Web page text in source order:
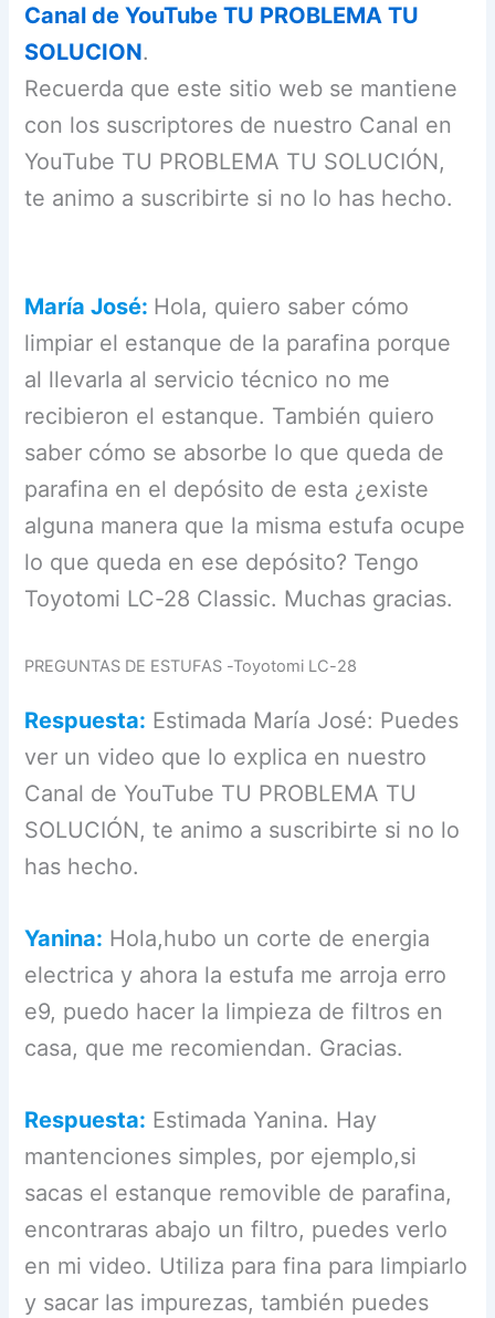
Canal de YouTube TU PROBLEMA TU
SOLUCION.
Recuerda que este sitio web se mantiene
con los suscriptores de nuestro Canal en
YouTube TU PROBLEMA TU SOLUCIÓN,
te animo a suscribirte si no lo has hecho.
María José: Hola, quiero saber cómo
limpiar el estanque de la parafina porque
al llevarla al servicio técnico no me
recibieron el estanque. También quiero
saber cómo se absorbe lo que queda de
parafina en el depósito de esta ¿existe
alguna manera que la misma estufa ocupe
lo que queda en ese depósito? Tengo
Toyotomi LC-28 Classic. Muchas gracias.
PREGUNTAS DE ESTUFAS -Toyotomi LC-28
Respuesta: Estimada María José: Puedes
ver un video que lo explica en nuestro
Canal de YouTube TU PROBLEMA TU
SOLUCIÓN, te animo a suscribirte si no lo
has hecho.
Yanina: Hola,hubo un corte de energia
electrica y ahora la estufa me arroja erro
e9, puedo hacer la limpieza de filtros en
casa, que me recomiendan. Gracias.
Respuesta: Estimada Yanina. Hay
mantenciones simples, por ejemplo,si
sacas el estanque removible de parafina,
encontraras abajo un filtro, puedes verlo
en mi video. Utiliza para fina para limpiarlo
y sacar las impurezas, también puedes